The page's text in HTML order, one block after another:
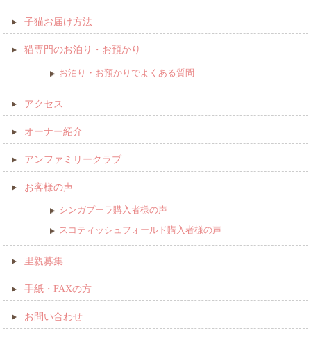
子猫お届け方法
猫専門のお泊り・お預かり
お泊り・お預かりでよくある質問
アクセス
オーナー紹介
アンファミリークラブ
お客様の声
シンガプーラ購入者様の声
スコティッシュフォールド購入者様の声
里親募集
手紙・FAXの方
お問い合わせ